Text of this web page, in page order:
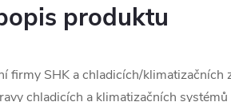
produktu
firmy SHK a chladicích/klimatizačních
chladicích a klimatizačních